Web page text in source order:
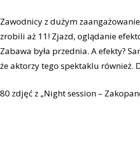
Zawodnicy z dużym
zrobili aż 11! Zjazd, oglądanie
Zabawa była przednia. A efekty?
że aktorzy tego spektaklu również.
80 zdjęć z „Night session –